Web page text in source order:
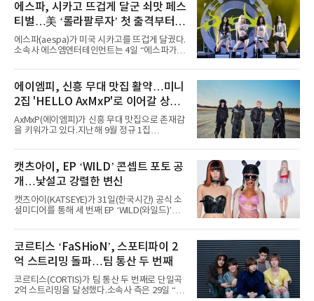
에스파, 시카고 뜨겁게 달군 쇠맛 페스
티벌…美 ‘롤라팔루자’ 첫 출격부터
증명한 존재감
에스파(aespa)가 미국 시카고를 뜨겁게 달궜다.
소속사 에스엠엔터테인먼트는 4일 “에스파가
서 열린 ‘롤라팔루자 시카고’(Lollapalooza
Chicago)의 알리안츠 스테이지에 올랐다”며
“총 14곡으로 구성된 세트리스트를 선사, 데뷔 7
년 차다운 노련한 무대 매너와 파워풀한 에너지
로 현장의 분위기를 압도했다”고 밝혔다.1991
년 시작된 ‘롤라팔루자’는 8개 스테이지, 170여
팀의 아티스트와 40만 명 이상의 관객이 운집하
코르티스 등 K팝 스타들이 출연진 명단에 이름
을 올렸다.이날 에스파는
에이엠피, 신흥 무대 맛집 활약…미니
2집 'HELLO AxMxP'로 이어갈 상승
세
AxMxP(에이엠피)가 신흥 무대 맛집으로 존재감
을 키워가고 있다.지난해 9월 정규 1집
AxMxP는 데뷔 전부터 버스킹과 각종 페스티벌,
공연 무대에 오르며 실전 경험을 쌓아왔다.이들
은 소속사 패밀리 콘서트를 비롯해 '뷰티풀 민트
라이프 2025', '2025 부산국제록페스티벌' 등 대
형 무대에 잇달아 출연해 당찬 에너지와 풋풋한
매력으로 음악팬들의 눈도장을 찍었다.이후
AxMxP는 '카운트다운 판타지 2025-2026',
정적인 실력을 입증했고, 올해 '2026 어썸뮤직
페스티벌', '뷰티풀 민트 라이프 2026', '2026
캣츠아이, EP ‘WILD’ 콘셉트 포토 공
개…낯설고 강렬한 변신
캣츠아이(KATSEYE)가 31일(한국시간) 공식 소
셜미디어를 통해 세 번째 EP ‘WILD(와일드)’의
heart(와일드 하트)’라는 제목이 붙은 콘셉트 포
토에는 멤버들의 본능적이고 야성적인 면모가
강렬하게 담겼다. 짙은 아이섀도와 푸른빛·금빛·
붉은빛의 컬러 렌즈가 비현실적인 분위기를 자
아내고, 여러 원색이 불규칙하게 뒤섞인 멀티컬
러 헤어와 과감한 블루·블랙 립 메이크업이 낯설
고도 매혹적인 비주얼을 완성했다.스타일링 역
코르티스 ‘FaSHioN’, 스포티파이 2
억 스트리밍 돌파…팀 통산 두 번째
코르티스(CORTIS)가 팀 통산 두 번째로 단일곡
2억 스트리밍을 달성했다.소속사 측은 29일 “코